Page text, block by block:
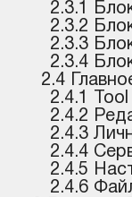
2.3.1
2.3.2
2.3.3
2.3.4
2.4
2.4.1
2.4.2
2.4.3
2.4.4
2.4.5
2.4.6